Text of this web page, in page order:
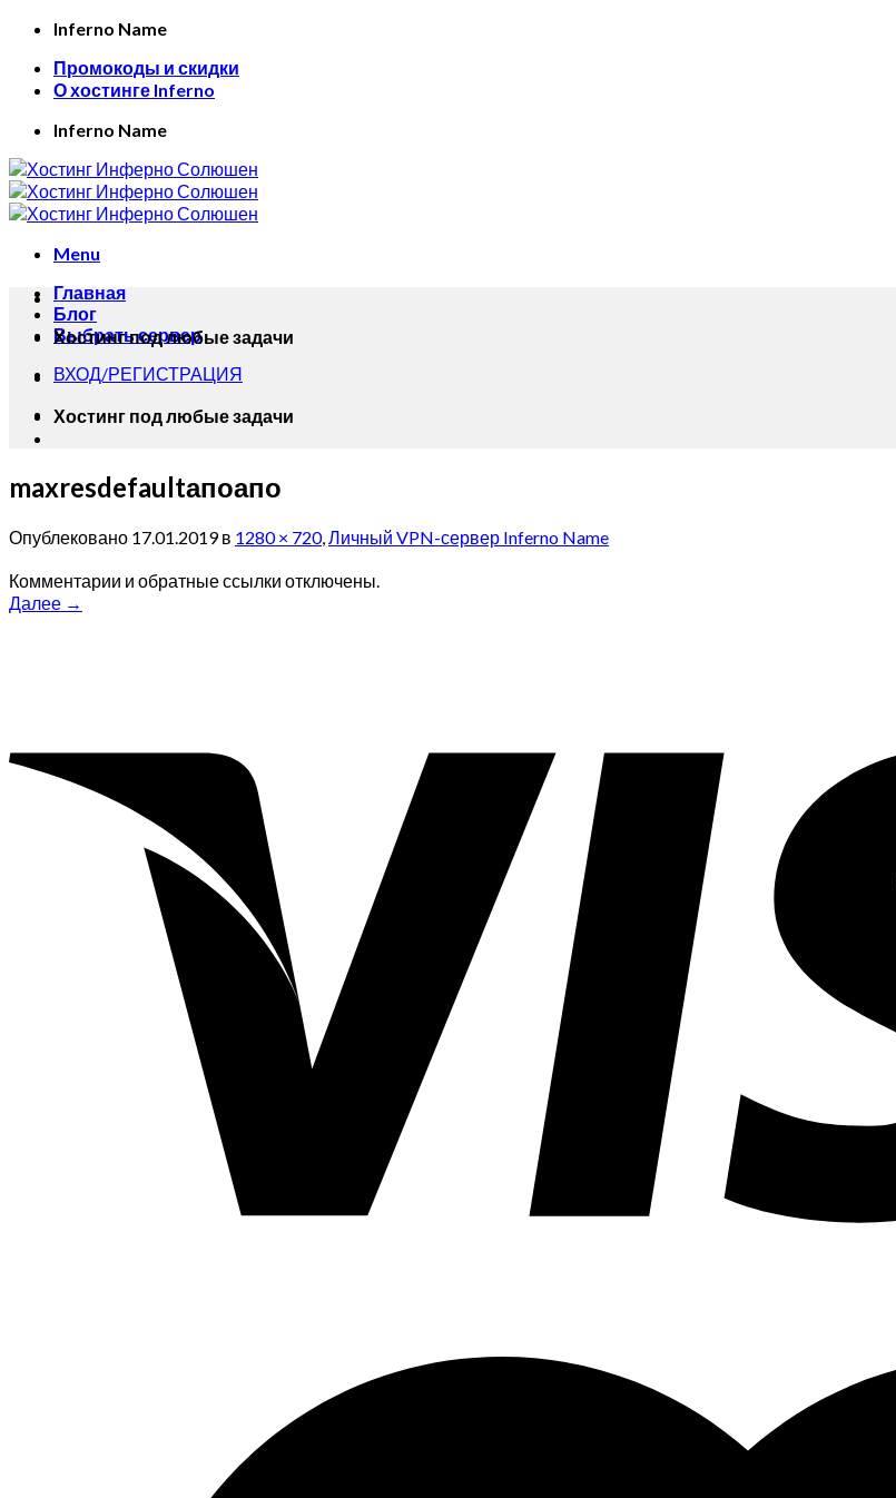
Skip
content
Inferno Name
Промокоды и скидки
О хостинге Inferno
Inferno Name
Menu
Главная
Блог
Выбрать сервер
ВХОД/РЕГИСТРАЦИЯ
Хостинг под любые задачи
Хостинг под любые задачи
maxresdefaultапоапо
Опублековано 17.01.2019в 1280 × 720,Личный VPN-сервер Inferno Name
Комментарии и обратные ссылки отключены.
Далее →